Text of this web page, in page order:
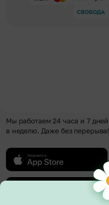
Мы работаем 24 часа и 7 дней
в неделю. Даже без перерыва!